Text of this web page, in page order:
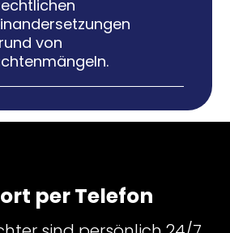
von
per Telefon